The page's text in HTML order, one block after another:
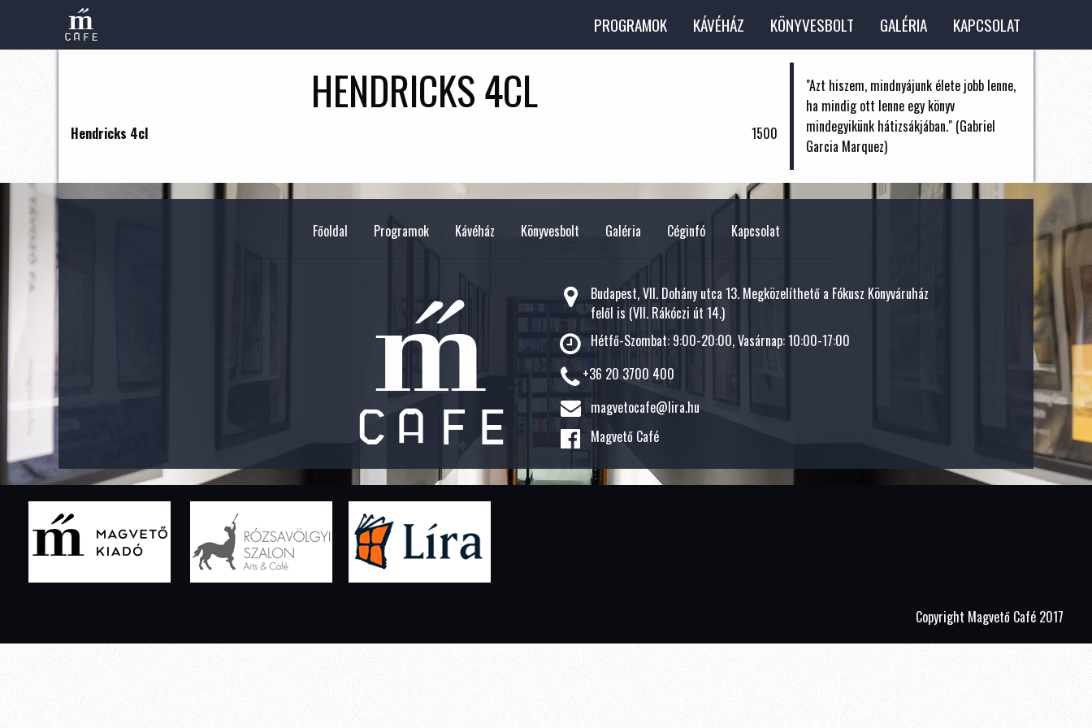
PROGRAMOK KÁVÉHÁZ KÖNYVESBOLT GALÉRIA KAPCSOLAT
HENDRICKS 4CL
Hendricks 4cl 1500
"Azt hiszem, mindnyájunk élete jobb lenne,
ha mindig ott lenne egy könyv
mindegyikünk hátizsákjában." (Gabriel
Garcia Marquez)
Főoldal Programok Kávéház Könyvesbolt Galéria Céginfó Kapcsolat
Budapest, VII. Dohány utca 13. Megközelíthető a Fókusz Könyváruház
felől is (VII. Rákóczi út 14.)
Hétfő-Szombat: 9:00-20:00, Vasárnap: 10:00-17:00
+36 20 3700 400
magvetocafe@lira.hu
Magvető Café
Copyright Magvető Café 2017